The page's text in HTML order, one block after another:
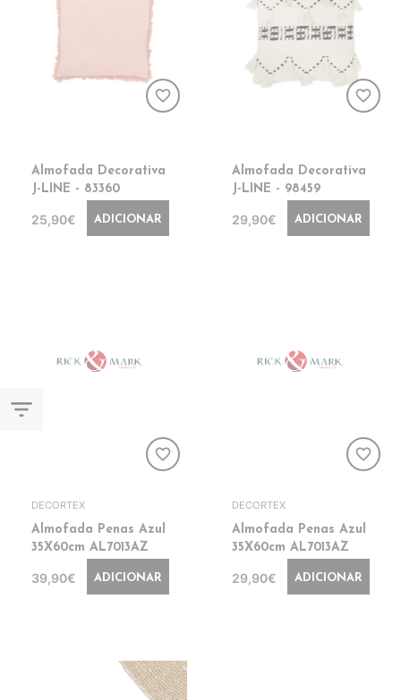
filter_list
favorite_border
Almofada Decorativa
J-LINE - 83360
25,90€ ADICIONAR
favorite_border
Almofada Decorativa
J-LINE - 98459
29,90€ ADICIONAR
favorite_border
DECORTEX
Almofada Penas Azul
35X60cm AL7013AZ
39,90€ ADICIONAR
favorite_border
DECORTEX
Almofada Penas Azul
35X60cm AL7013AZ
29,90€ ADICIONAR